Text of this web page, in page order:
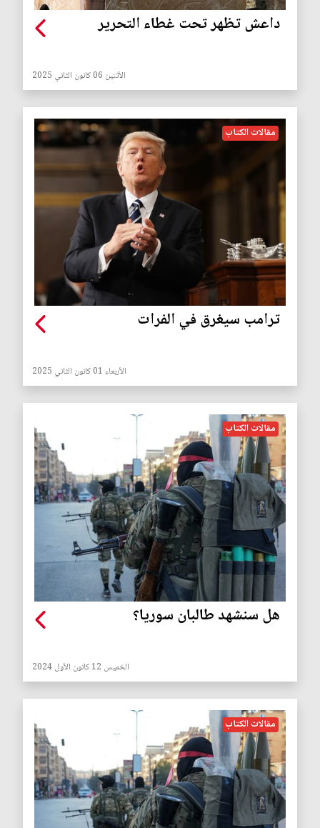
داعش تظهر تحت غطاء التحرير
الأثنين 06 كانون الثاني 2025
مقالات الكتاب
ترامب سيغرق في الفرات
الأربعاء 01 كانون الثاني 2025
مقالات الكتاب
هل سنشهد طالبان سوريا؟
الخميس 12 كانون الأول 2024
مقالات الكتاب